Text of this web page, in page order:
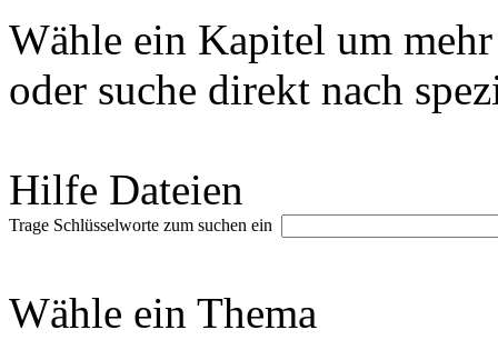
Wähle ein Kapitel um
oder suche direkt nach
Hilfe Dateien
Trage Schlüsselworte zum suchen ein
Wähle ein Thema